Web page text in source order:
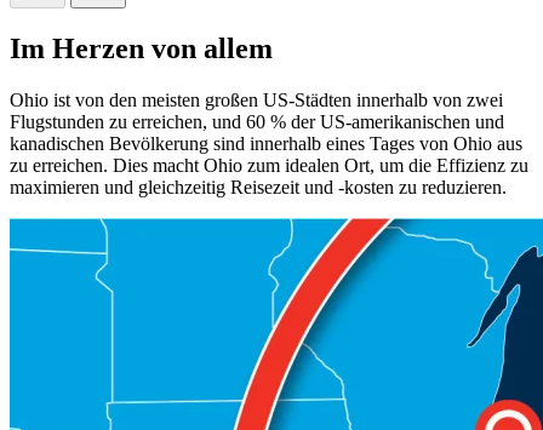
Im Herzen von allem
Ohio ist von den meisten großen US-Städten innerhalb von zwei
Flugstunden zu erreichen, und 60 % der US-amerikanischen und
kanadischen Bevölkerung sind innerhalb eines Tages von Ohio aus
zu erreichen. Dies macht Ohio zum idealen Ort, um die Effizienz zu
maximieren und gleichzeitig Reisezeit und -kosten zu reduzieren.